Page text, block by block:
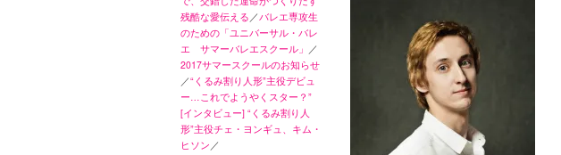
残酷な愛伝える ／バレエ専攻生
のための「ユニバーサル・バレ
エ サマーバレエスクール」 ／
2017サマースクールのお知らせ
／“くるみ割り人形”主役デビュ
ー…これでようやくスター？”
[インタビュー] “くるみ割り人
形”主役チェ・ヨンギュ、キム・
ヒソン ／